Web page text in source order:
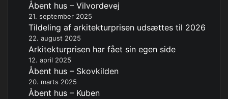
Åbent hus – Vilvordevej
21. september 2025
Tildeling af arkitekturprisen udsættes til 2026
22. august 2025
Arkitekturprisen har fået sin egen side
12. april 2025
Åbent hus – Skovkilden
20. marts 2025
Åbent hus – Kuben